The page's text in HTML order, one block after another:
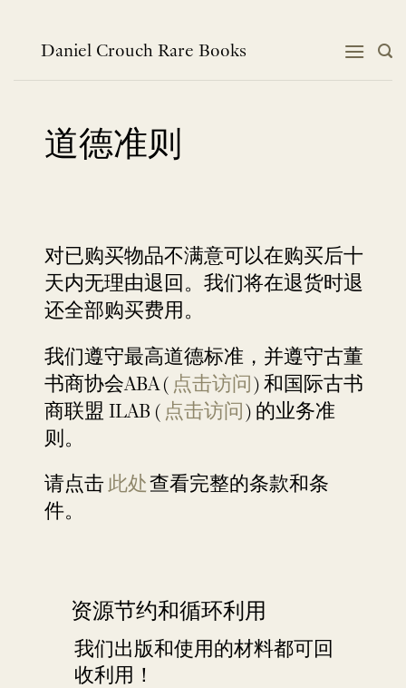
Daniel Crouch Rare Books
道德准则
对已购买物品不满意可以在购买后十
天内无理由退回。我们将在退货时退
还全部购买费用。
我们遵守最高道德标准，并遵守古董
书商协会ABA ( 点击访问 ) 和国际古书
商联盟 ILAB ( 点击访问 ) 的业务准
则。
请点击 此处查看完整的条款和条
件。
资源节约和循环利用
我们出版和使用的材料都可回
收利用！